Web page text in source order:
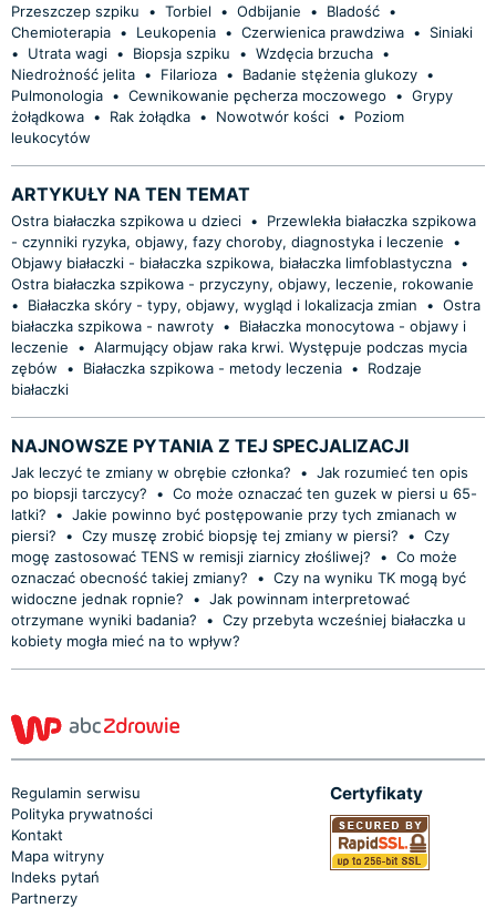
Przeszczep szpiku
• Torbiel • Odbijanie • Bladość •
Chemioterapia • Leukopenia • Czerwienica prawdziwa •
Siniaki
•
Utrata wagi • Biopsja szpiku • Wzdęcia brzucha •
Niedrożność jelita • Filarioza • Badanie stężenia glukozy •
Pulmonologia • Cewnikowanie pęcherza moczowego • Grypy
żołądkowa • Rak żołądka • Nowotwór kości •
Poziom
leukocytów
ARTYKUŁY NA TEN TEMAT
Ostra białaczka szpikowa u dzieci •
Przewlekła białaczka szpikowa
- czynniki ryzyka, objawy, fazy choroby, diagnostyka i leczenie
•
Objawy białaczki - białaczka szpikowa, białaczka limfoblastyczna •
Ostra białaczka szpikowa - przyczyny, objawy, leczenie, rokowanie
•
Białaczka skóry - typy, objawy, wygląd i lokalizacja zmian • Ostra
białaczka szpikowa - nawroty •
Białaczka monocytowa - objawy i
leczenie
• Alarmujący objaw raka krwi. Występuje podczas mycia
zębów
• Białaczka szpikowa - metody leczenia •
Rodzaje
białaczki
NAJNOWSZE PYTANIA Z TEJ SPECJALIZACJI
Jak leczyć te zmiany w obrębie członka? • Jak rozumieć ten opis
po biopsji tarczycy?
• Co może oznaczać ten guzek w piersi u 65-
latki?
• Jakie powinno być postępowanie przy tych zmianach w
piersi?
• Czy muszę zrobić biopsję tej zmiany w piersi? • Czy
mogę zastosować TENS w remisji ziarnicy złośliwej?
• Co może
oznaczać obecność takiej zmiany?
• Czy na wyniku TK mogą być
widoczne jednak ropnie?
• Jak powinnam interpretować
otrzymane wyniki badania?
• Czy przebyta wcześniej białaczka u
kobiety mogła mieć na to wpływ?
Regulamin serwisu
Polityka prywatności
Kontakt
Mapa witryny
Indeks pytań
Partnerzy
Certyfikaty